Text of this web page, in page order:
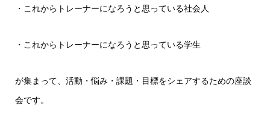
・これからトレーナーになろうと思っている社会人
・これからトレーナーになろうと思っている学生
が集まって、活動・悩み・課題・目標をシェアするための座談
会です。